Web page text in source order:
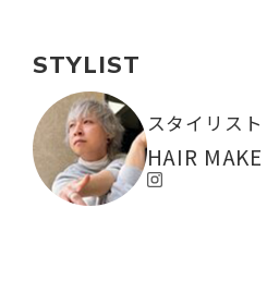
STYLIST
スタイリスト
HAIR